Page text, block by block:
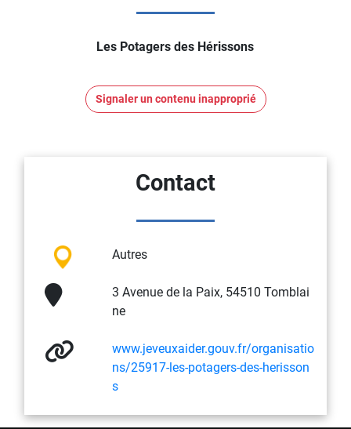
Les Potagers des Hérissons
Signaler un contenu inapproprié
Contact
Autres
3 Avenue de la Paix, 54510 Tomblai
ne
www.jeveuxaider.gouv.fr/organisatio
ns/25917-les-potagers-des-herisson
s